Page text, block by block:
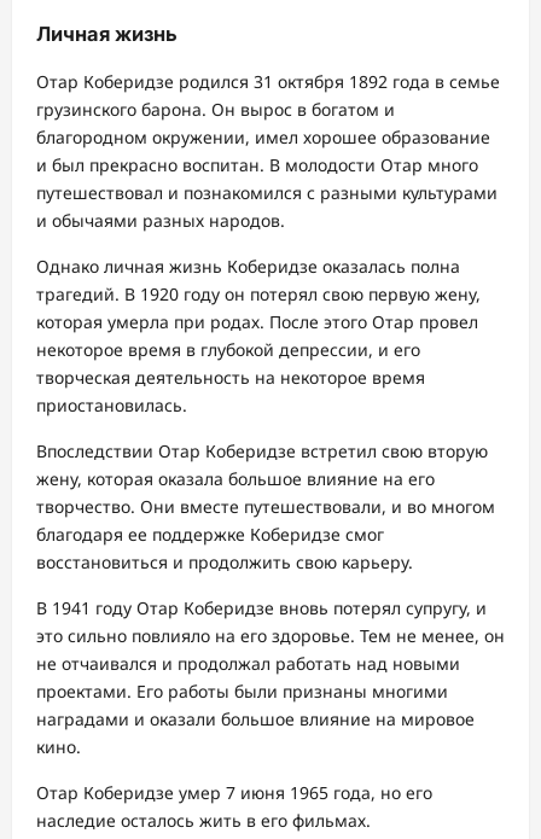
Личная жизнь
Отар Коберидзе родился 31 октября 1892 года в семье
грузинского барона. Он вырос в богатом и
благородном окружении, имел хорошее образование
и был прекрасно воспитан. В молодости Отар много
путешествовал и познакомился с разными культурами
и обычаями разных народов.
Однако личная жизнь Коберидзе оказалась полна
трагедий. В 1920 году он потерял свою первую жену,
которая умерла при родах. После этого Отар провел
некоторое время в глубокой депрессии, и его
творческая деятельность на некоторое время
приостановилась.
Впоследствии Отар Коберидзе встретил свою вторую
жену, которая оказала большое влияние на его
творчество. Они вместе путешествовали, и во многом
благодаря ее поддержке Коберидзе смог
восстановиться и продолжить свою карьеру.
В 1941 году Отар Коберидзе вновь потерял супругу, и
это сильно повлияло на его здоровье. Тем не менее, он
не отчаивался и продолжал работать над новыми
проектами. Его работы были признаны многими
наградами и оказали большое влияние на мировое
кино.
Отар Коберидзе умер 7 июня 1965 года, но его
наследие осталось жить в его фильмах.